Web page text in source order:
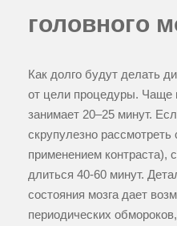
головного
Как долго будут делать
от цели процедуры. Чаще
занимает 20–25 минут.
скрупулезно рассмотреть
применением контраста),
длиться 40-60 минут.
состояния мозга дает
периодических